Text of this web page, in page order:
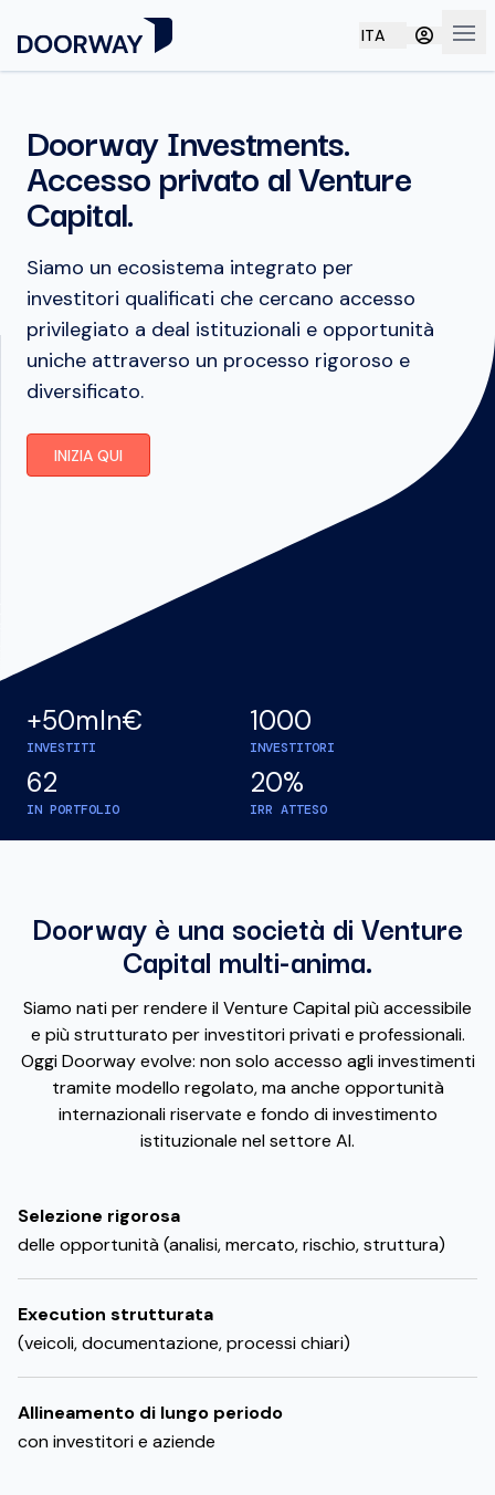
ITA
Doorway Investments.
Accesso privato al Venture
Capital.
Siamo un ecosistema integrato per
investitori qualificati che cercano accesso
privilegiato a deal istituzionali e opportunità
uniche attraverso un processo rigoroso e
diversificato.
INIZIA QUI
+50mln€
INVESTITI
1000
INVESTITORI
62
IN PORTFOLIO
20%
IRR ATTESO
Doorway è una società di Venture
Capital multi-anima.
Siamo nati per rendere il Venture Capital più accessibile
e più strutturato per investitori privati e professionali.
Oggi Doorway evolve: non solo accesso agli investimenti
tramite modello regolato, ma anche opportunità
internazionali riservate e fondo di investimento
istituzionale nel settore AI.
Selezione rigorosa
delle opportunità (analisi, mercato, rischio, struttura)
Execution strutturata
(veicoli, documentazione, processi chiari)
Allineamento di lungo periodo
con investitori e aziende